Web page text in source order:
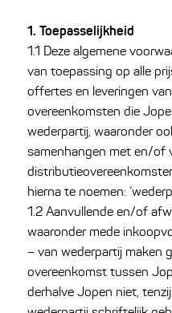
1. Toepasselijkheid
1.1 Deze algemene
van toepassing op alle
offertes en leveringen van
overeenkomsten die
wederpartij, waaronder
samenhangen met en/of
hierna te noemen:
1.2 Aanvullende en/of
waaronder mede
– van wederpartij maken
overeenkomst tussen
derhalve Jopen niet,